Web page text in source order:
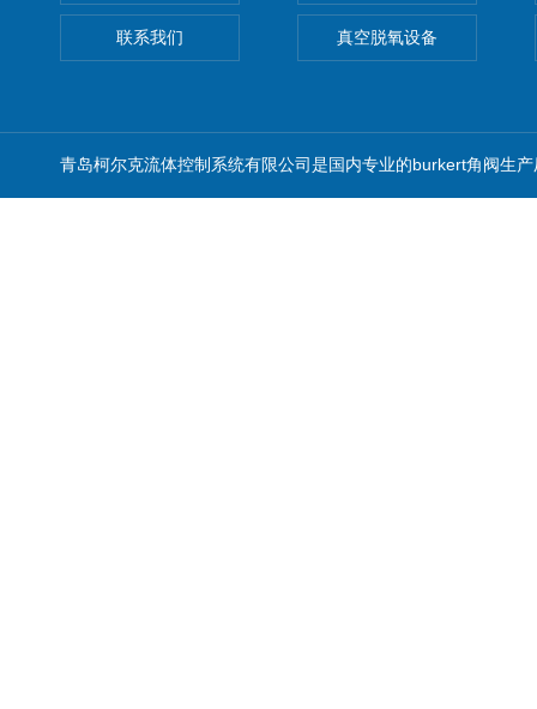
联系我们 真空脱氧设备
青岛柯尔克流体控制系统有限公司是国内专业的burkert角阀生